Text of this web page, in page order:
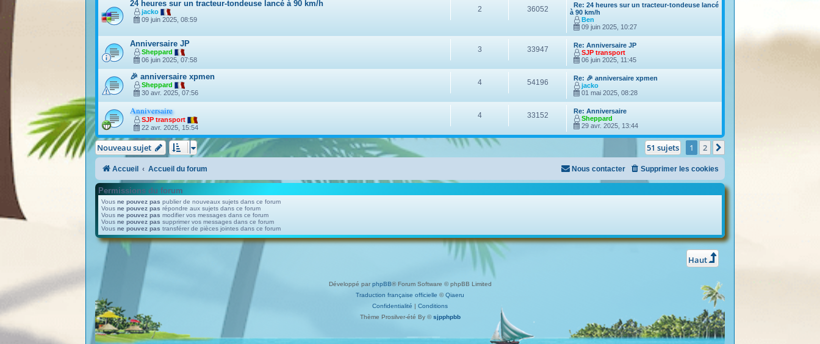
24 heures sur un tracteur-tondeuse lancé à 90 km/h
jacko
09 juin 2025, 08:59
2 36052
Re: 24 heures sur un tracteur-tondeuse lancé
à 90 km/h
Ben
09 juin 2025, 10:27
Anniversaire JP
Sheppard
06 juin 2025, 07:58
3 33947
Re: Anniversaire JP
SJP transport
06 juin 2025, 11:45
🎉 anniversaire xpmen
Sheppard
30 avr. 2025, 07:56
4 54196
Re: 🎉 anniversaire xpmen
jacko
01 mai 2025, 08:28
Anniversaire
SJP transport
22 avr. 2025, 15:54
4 33152
Re: Anniversaire
Sheppard
29 avr. 2025, 13:44
Nouveau sujet 51 sujets 1 2
Accueil Accueil du forum Supprimer les cookies
Nous contacter
Permissions du forum
Vous ne pouvez pas publier de nouveaux sujets dans ce forum
Vous ne pouvez pas répondre aux sujets dans ce forum
Vous ne pouvez pas modifier vos messages dans ce forum
Vous ne pouvez pas supprimer vos messages dans ce forum
Vous ne pouvez pas transférer de pièces jointes dans ce forum
Haut
Développé par phpBB® Forum Software © phpBB Limited
Traduction française officielle ©Qiaeru
Confidentialité | Conditions
Thème Prosilver-été By ©sjpphpbb